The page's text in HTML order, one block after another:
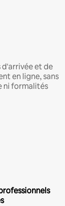
d'arrivée et de
en ligne, sans
ni formalités